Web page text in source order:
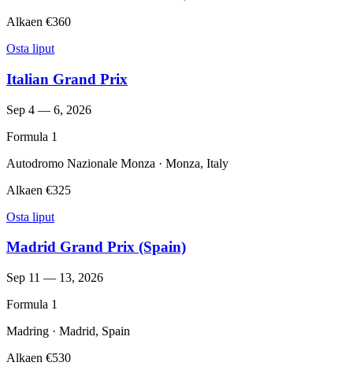
Alkaen €360
Osta liput
Italian Grand Prix
Sep 4 — 6, 2026
Formula 1
Autodromo Nazionale Monza · Monza, Italy
Alkaen €325
Osta liput
Madrid Grand Prix (Spain)
Sep 11 — 13, 2026
Formula 1
Madring · Madrid, Spain
Alkaen €530